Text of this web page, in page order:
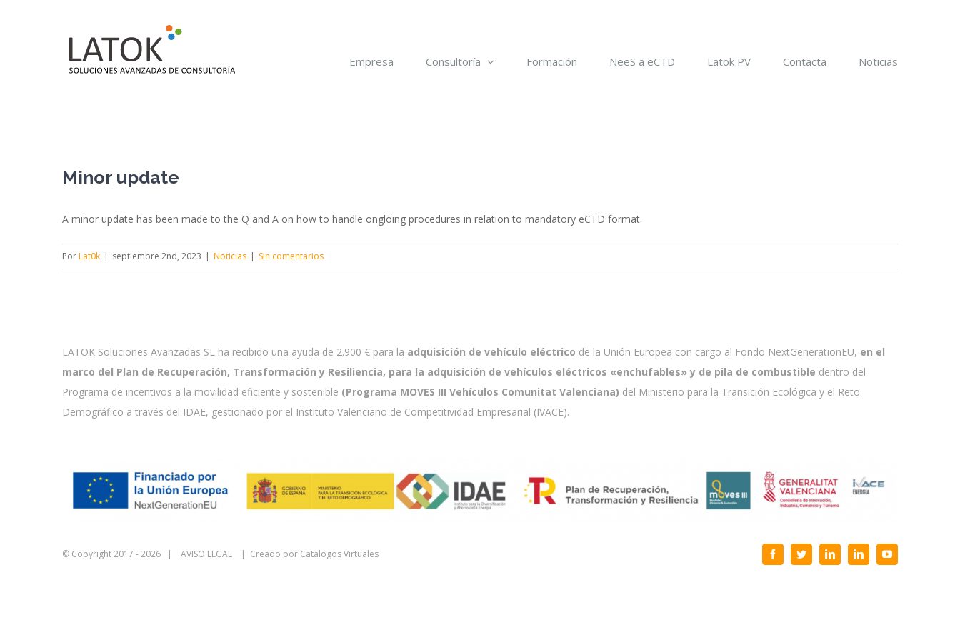
Empresa Consultoría Formación NeeS a eCTD Latok PV Contacta Noticias
Minor update
A minor update has been made to the Q and A on how to handle ongloing procedures in relation to mandatory eCTD format.
PorLat0k | septiembre 2nd, 2023 | Noticias | Sin comentarios
LATOK Soluciones Avanzadas SL ha recibido una ayuda de 2.900 € para la adquisición de vehículo eléctrico de la Unión Europea con cargo al Fondo NextGenerationEU, en el
marco del Plan de Recuperación, Transformación y Resiliencia, para la adquisición de vehículos eléctricos «enchufables» y de pila de combustible dentro del
Programa de incentivos a la movilidad eficiente y sostenible (Programa MOVES III Vehículos Comunitat Valenciana) del Ministerio para la Transición Ecológica y el Reto
Demográfico a través del IDAE, gestionado por el Instituto Valenciano de Competitividad Empresarial (IVACE).
© Copyright 2017 -2026 | AVISO LEGAL | Creado por Catalogos Virtuales FacebookTwitterLinkedInLinkedInYouTube